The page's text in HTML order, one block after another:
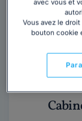
avec vous et
Vous avez le
bouton cookie